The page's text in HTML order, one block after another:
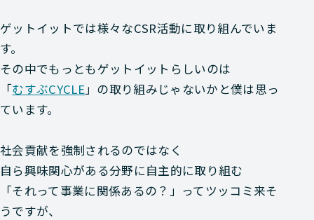
ゲットイットでは様々なCSR活動に取り組んでいま
す。
その中でもっともゲットイットらしいのは
「むすぶCYCLE 」の取り組みじゃないかと僕は思っ
ています。
社会貢献を強制されるのではなく
自ら興味関心がある分野に自主的に取り組む
「それって事業に関係あるの？」ってツッコミ来そ
うですが、